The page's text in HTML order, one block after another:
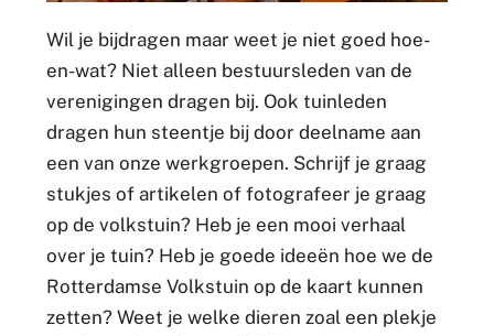
Wil je bijdragen maar weet je niet goed hoe-
en-wat? Niet alleen bestuursleden van de
verenigingen dragen bij. Ook tuinleden
dragen hun steentje bij door deelname aan
een van onze werkgroepen. Schrijf je graag
stukjes of artikelen of fotografeer je graag
op de volkstuin? Heb je een mooi verhaal
over je tuin? Heb je goede ideeën hoe we de
Rotterdamse Volkstuin op de kaart kunnen
zetten? Weet je welke dieren zoal een plekje